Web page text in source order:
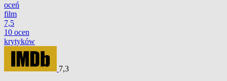
oceń
film
7,5
10 ocen
krytyków
7,3